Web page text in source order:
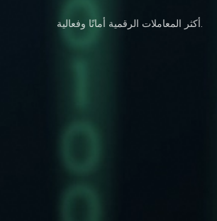
أكثر المعاملات الرقمية أمانًا وفعالية.